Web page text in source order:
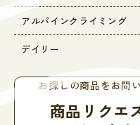
アルパインクライミング
デイリー
お探しの商品をお問
商品リクエ